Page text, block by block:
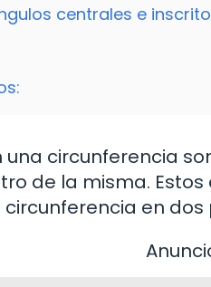
centrales e
una circunferencia
de la misma.
en